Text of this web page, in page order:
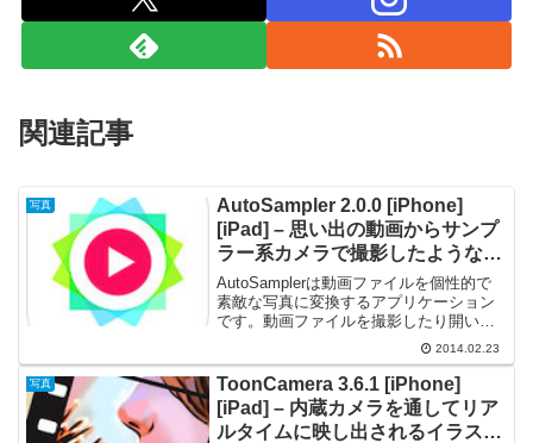
関連記事
写真
AutoSampler 2.0.0 [iPhone]
[iPad] – 思い出の動画からサンプ
ラー系カメラで撮影したような印
象的な写真を作り出す
AutoSamplerは動画ファイルを個性的で
素敵な写真に変換するアプリケーション
です。動画ファイルを撮影したり開いた
りすれば、AutoSamplerは有名なトイカ
メラと多様なフィルム効果を組み合わせ
て自動的に美しい写真を作り出します。
構図...
2014.02.23
写真
ToonCamera 3.6.1 [iPhone]
[iPad] – 内蔵カメラを通してリア
ルタイムに映し出されるイラスト